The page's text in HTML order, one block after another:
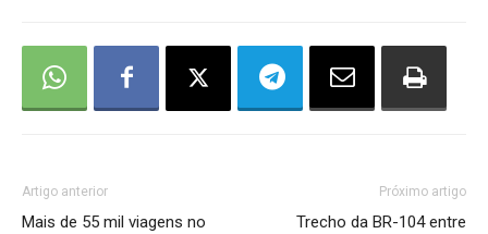
Artigo anterior
Mais de 55 mil viagens no
Próximo artigo
Trecho da BR-104 entre